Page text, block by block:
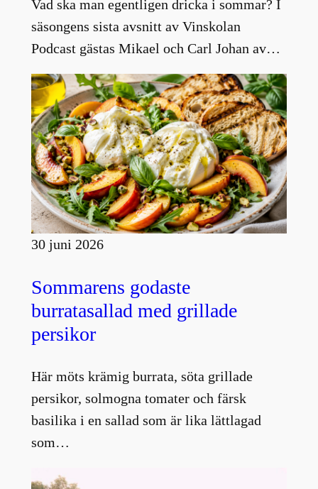
Vad ska man egentligen dricka i sommar? I
säsongens sista avsnitt av Vinskolan
Podcast gästas Mikael och Carl Johan av…
30 juni 2026
Sommarens godaste
burratasallad med grillade
persikor
Här möts krämig burrata, söta grillade
persikor, solmogna tomater och färsk
basilika i en sallad som är lika lättlagad
som…